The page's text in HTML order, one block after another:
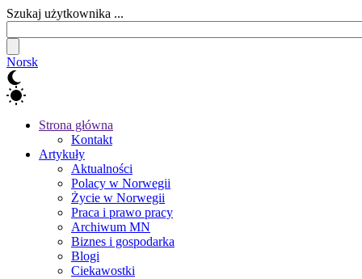
Szukaj użytkownika ...
Norsk
Strona główna
Kontakt
Artykuły
Aktualności
Polacy w Norwegii
Życie w Norwegii
Praca i prawo pracy
Archiwum MN
Biznes i gospodarka
Blogi
Ciekawostki